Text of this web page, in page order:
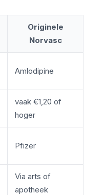
Originele
Norvasc
Amlodipine
vaak €1,20 of
hoger
Pfizer
Via arts of
apotheek